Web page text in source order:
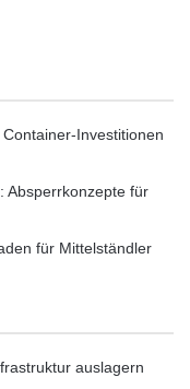
und
Institut
/ Fraunhofer-
Fahrens
Investitionen
Absperrkonzepte für
für Mittelständler
auslagern